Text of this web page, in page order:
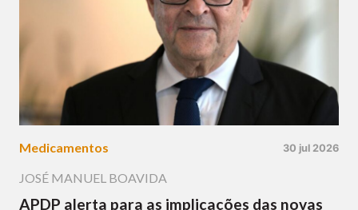
Medicamentos 30 jul 2026
JOSÉ MANUEL BOAVIDA
APDP alerta para as implicações das novas